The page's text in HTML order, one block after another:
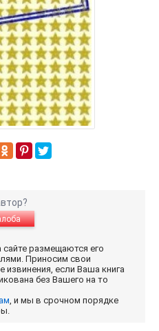
сайте размещаются его
Приносим свои
извинения, если Ваша книга
без Вашего на то
, и мы в срочном порядке